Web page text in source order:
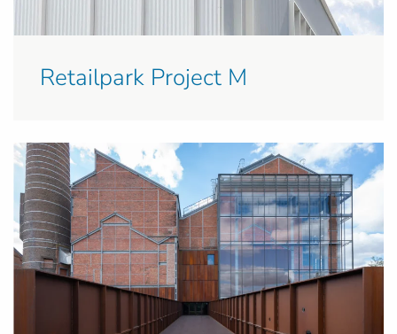
Retailpark Project M